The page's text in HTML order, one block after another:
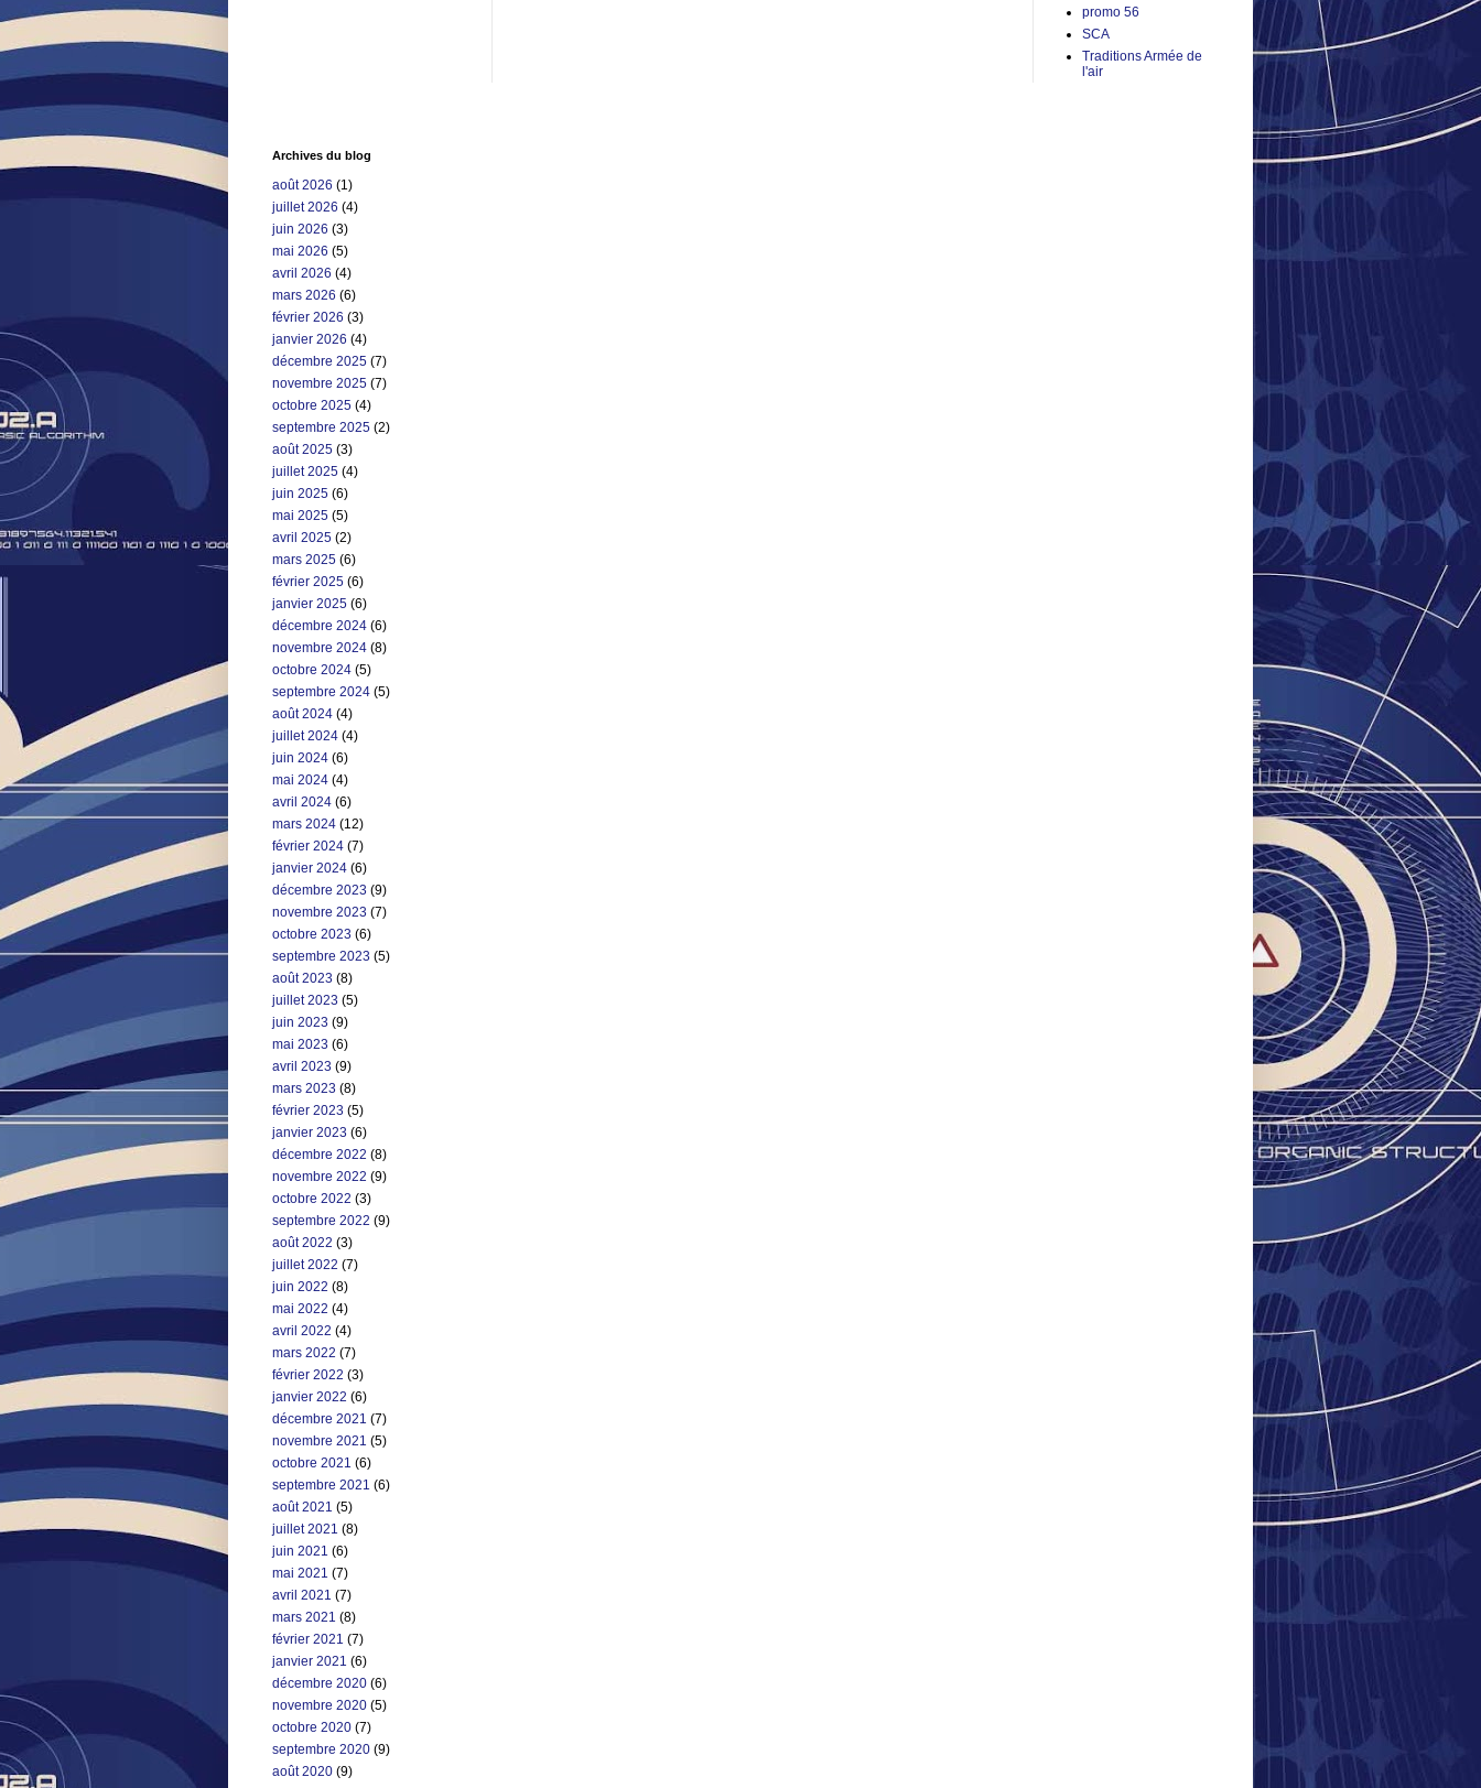
promo 56
SCA
Traditions Armée de
l'air
Archives du blog
août 2026 (1)
juillet 2026 (4)
juin 2026 (3)
mai 2026 (5)
avril 2026 (4)
mars 2026 (6)
février 2026 (3)
janvier 2026 (4)
décembre 2025 (7)
novembre 2025 (7)
octobre 2025 (4)
septembre 2025 (2)
août 2025 (3)
juillet 2025 (4)
juin 2025 (6)
mai 2025 (5)
avril 2025 (2)
mars 2025 (6)
février 2025 (6)
janvier 2025 (6)
décembre 2024 (6)
novembre 2024 (8)
octobre 2024 (5)
septembre 2024 (5)
août 2024 (4)
juillet 2024 (4)
juin 2024 (6)
mai 2024 (4)
avril 2024 (6)
mars 2024 (12)
février 2024 (7)
janvier 2024 (6)
décembre 2023 (9)
novembre 2023 (7)
octobre 2023 (6)
septembre 2023 (5)
août 2023 (8)
juillet 2023 (5)
juin 2023 (9)
mai 2023 (6)
avril 2023 (9)
mars 2023 (8)
février 2023 (5)
janvier 2023 (6)
décembre 2022 (8)
novembre 2022 (9)
octobre 2022 (3)
septembre 2022 (9)
août 2022 (3)
juillet 2022 (7)
juin 2022 (8)
mai 2022 (4)
avril 2022 (4)
mars 2022 (7)
février 2022 (3)
janvier 2022 (6)
décembre 2021 (7)
novembre 2021 (5)
octobre 2021 (6)
septembre 2021 (6)
août 2021 (5)
juillet 2021 (8)
juin 2021 (6)
mai 2021 (7)
avril 2021 (7)
mars 2021 (8)
février 2021 (7)
janvier 2021 (6)
décembre 2020 (6)
novembre 2020 (5)
octobre 2020 (7)
septembre 2020 (9)
août 2020 (9)